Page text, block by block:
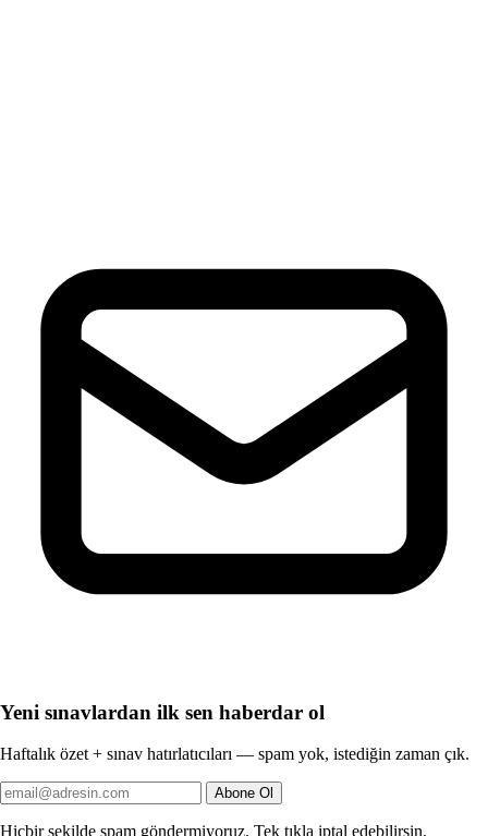
Yeni sınavlardan ilk sen haberdar ol
Haftalık özet + sınav hatırlatıcıları — spam yok, istediğin zaman çık.
Abone Ol
Hiçbir şekilde spam göndermiyoruz. Tek tıkla iptal edebilirsin.